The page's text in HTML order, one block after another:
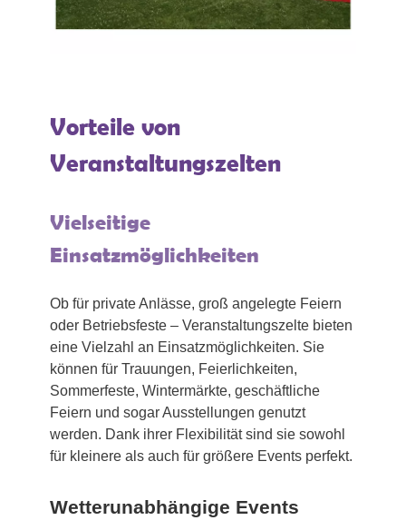
Vorteile von
Veranstaltungszelten
Vielseitige
Einsatzmöglichkeiten
Ob für private Anlässe, groß angelegte Feiern
oder Betriebsfeste – Veranstaltungszelte bieten
eine Vielzahl an Einsatzmöglichkeiten. Sie
können für Trauungen, Feierlichkeiten,
Sommerfeste, Wintermärkte, geschäftliche
Feiern und sogar Ausstellungen genutzt
werden. Dank ihrer Flexibilität sind sie sowohl
für kleinere als auch für größere Events perfekt.
Wetterunabhängige Events